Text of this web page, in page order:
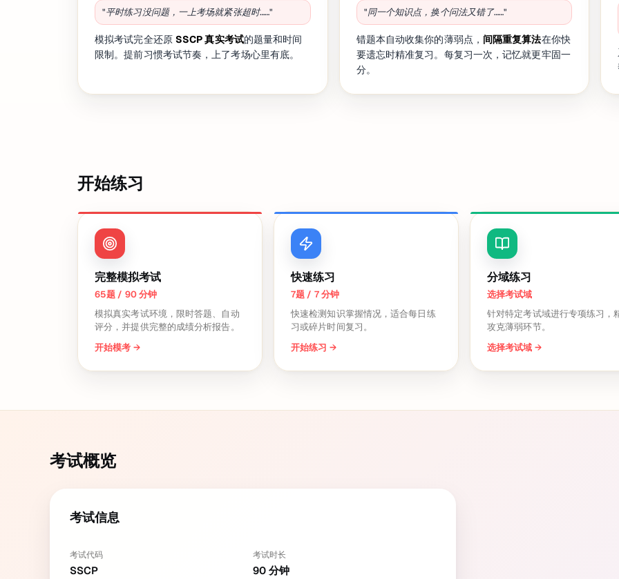
"平时练习没问题，一上考场就紧张超时……"
模拟考试完全还原 SSCP 真实考试的题量和时间
限制。提前习惯考试节奏，上了考场心里有底。
"同一个知识点，换个问法又错了……"
错题本自动收集你的薄弱点， 间隔重复算法在你快
要遗忘时精准复习。每复习一次，记忆就更牢固一
分。
开始练习
完整模拟考试
65题 / 90 分钟
模拟真实考试环境，限时答题、自动
评分，并提供完整的成绩分析报告。
开始模考 →
快速练习
7题 / 7 分钟
快速检测知识掌握情况，适合每日练
习或碎片时间复习。
开始练习 →
分域练习
选择考试域
针对特定考试域进行专项练习，
攻克薄弱环节。
选择考试域 →
考试概览
考试信息
考试代码
SSCP
考试时长
90 分钟